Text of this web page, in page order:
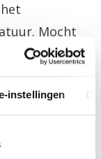
instellingen
Mocht
kan de